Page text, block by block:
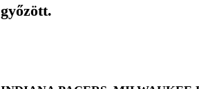
győzött.